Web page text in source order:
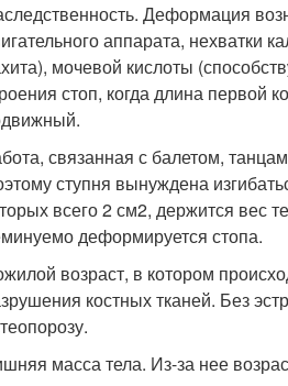
Деформация
аппарата, нехватки
мочевой кислоты
стоп, когда длина первой
связанная с балетом,
ступня вынуждена
всего 2 см2, держится вес
деформируется стопа.
возраст, в котором
костных тканей. Без
масса тела. Из-за нее